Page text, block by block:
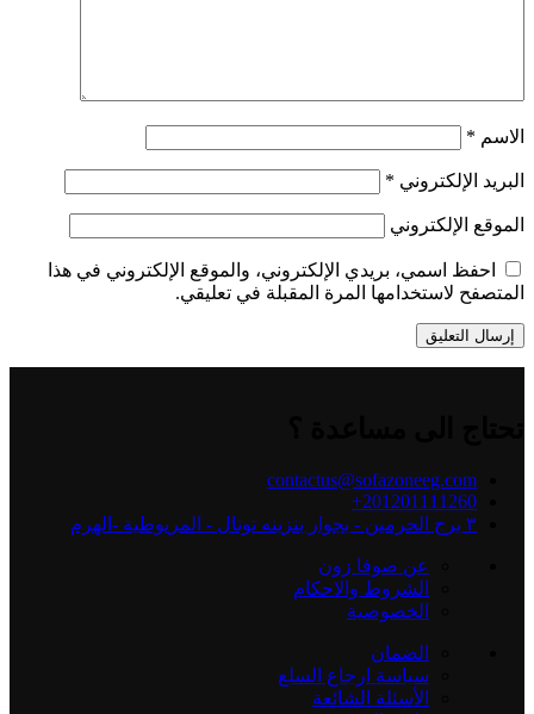
الاسم *
البريد الإلكتروني *
الموقع الإلكتروني
احفظ اسمي، بريدي الإلكتروني، والموقع الإلكتروني في هذا
المتصفح لاستخدامها المرة المقبلة في تعليقي.
contactus@sofazoneeg.com
201201111260+
٣ برج الحرمين - بجوار بنزينه توتال - المريوطية -الهرم
عن صوفا زون
الشروط والاحكام
الخصوصية
الضمان
سياسة ارجاع السلع
الأسئلة الشائعة